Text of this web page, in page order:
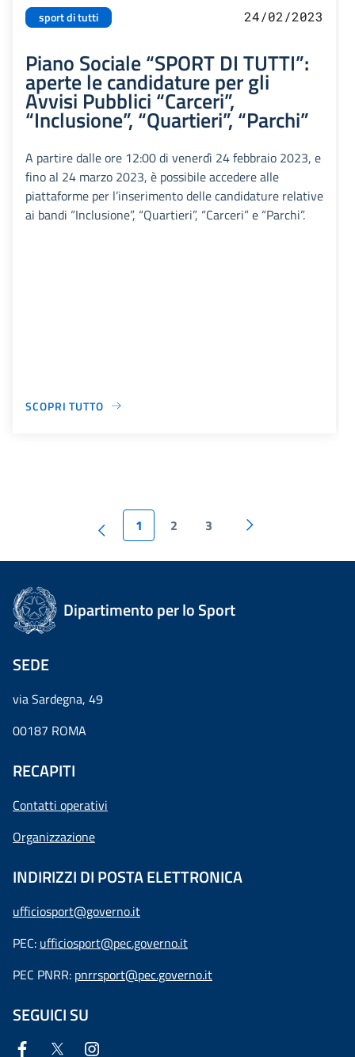
sport di tutti 24/02/2023
Piano Sociale “SPORT DI TUTTI”:
aperte le candidature per gli
Avvisi Pubblici “Carceri”,
“Inclusione”, “Quartieri”, “Parchi”
A partire dalle ore 12:00 di venerdì 24 febbraio 2023, e
fino al 24 marzo 2023, è possibile accedere alle
piattaforme per l’inserimento delle candidature relative
ai bandi “Inclusione”, “Quartieri”, “Carceri” e “Parchi”.
SCOPRI TUTTO
1 2 3
Dipartimento per lo Sport
SEDE
via Sardegna, 49
00187 ROMA
RECAPITI
Contatti operativi
Organizzazione
INDIRIZZI DI POSTA ELETTRONICA
ufficiosport@governo.it
PEC: ufficiosport@pec.governo.it
PEC PNRR: pnrrsport@pec.governo.it
SEGUICI SU